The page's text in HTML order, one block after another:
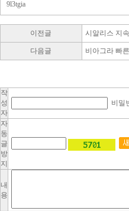
9l3tgia
이전글 시알리스 지
다음글 비아그라 빠
작
성
자
비밀
자
동
글
방
지
내
용